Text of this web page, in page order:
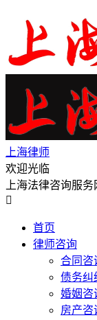
上海律师
欢迎光临
上海法律咨询服务

首页
律师咨询
合同咨
债务纠
婚姻咨
房产咨